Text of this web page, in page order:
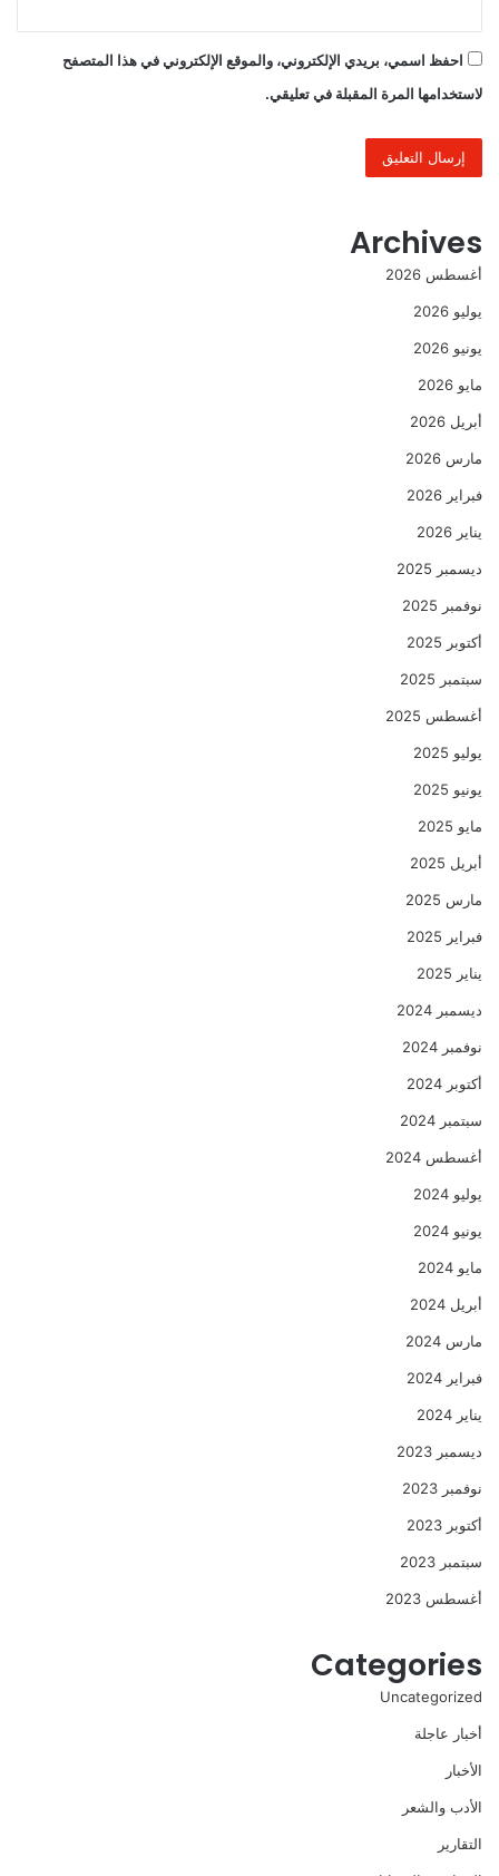
احفظ اسمي، بريدي الإلكتروني، والموقع الإلكتروني في هذا المتصفح
لاستخدامها المرة المقبلة في تعليقي.
Archives
أغسطس 2026
يوليو 2026
يونيو 2026
مايو 2026
أبريل 2026
مارس 2026
فبراير 2026
يناير 2026
ديسمبر 2025
نوفمبر 2025
أكتوبر 2025
سبتمبر 2025
أغسطس 2025
يوليو 2025
يونيو 2025
مايو 2025
أبريل 2025
مارس 2025
فبراير 2025
يناير 2025
ديسمبر 2024
نوفمبر 2024
أكتوبر 2024
سبتمبر 2024
أغسطس 2024
يوليو 2024
يونيو 2024
مايو 2024
أبريل 2024
مارس 2024
فبراير 2024
يناير 2024
ديسمبر 2023
نوفمبر 2023
أكتوبر 2023
سبتمبر 2023
أغسطس 2023
Categories
Uncategorized
أخبار عاجلة
الأخبار
الأدب والشعر
التقارير